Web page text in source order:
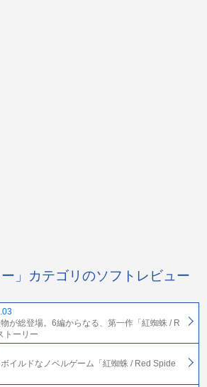
ー」カテゴリのソフトレビュー
が総登場。6編からなる、第一作「紅蜘蛛 / R
トーリー
イルドなノベルゲーム「紅蜘蛛 / Red Spide